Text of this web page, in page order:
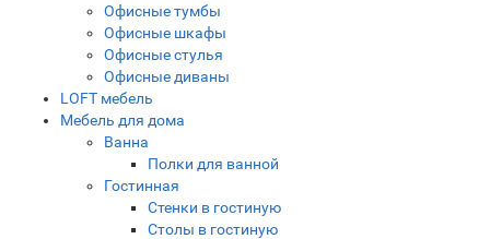
Офисные тумбы
Офисные шкафы
Офисные стулья
Офисные диваны
LOFT мебель
Мебель для дома
Ванна
Полки для ванной
Гостинная
Стенки в гостиную
Столы в гостиную